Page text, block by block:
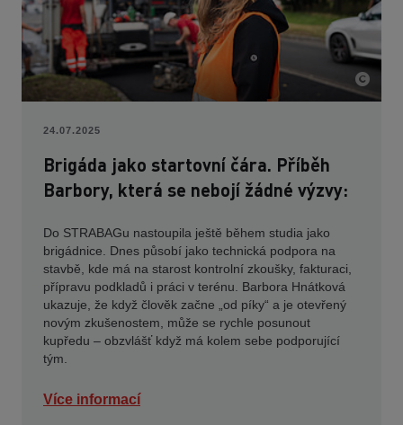
24.07.2025
Brigáda jako startovní čára. Příběh
Barbory, která se nebojí žádné výzvy:
Do STRABAGu nastoupila ještě během studia jako
brigádnice. Dnes působí jako technická podpora na
stavbě, kde má na starost kontrolní zkoušky, fakturaci,
přípravu podkladů i práci v terénu. Barbora Hnátková
ukazuje, že když člověk začne „od píky“ a je otevřený
novým zkušenostem, může se rychle posunout
kupředu – obzvlášť když má kolem sebe podporující
tým.
Více informací